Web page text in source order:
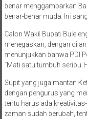
benar menggambarkan
benar-benar muda. Ini
Calon Wakil Bupati
menegaskan, dengan
menunjukkan bahwa PDI
“Mati satu tumbuh seribu.
Supit yang juga mantan
dengan pengurus yang
tentu harus ada
zaman sudah berubah,